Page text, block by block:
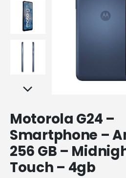
Motorola G24 –
Smartphone –
256 GB –
Touch – 4gb